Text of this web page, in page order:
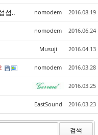
섭.. nomodem 2016.08.19
nomodem 2016.06.24
Musuji 2016.04.13
nomodem 2016.03.28
2016.03.25
EastSound 2016.03.23
검색